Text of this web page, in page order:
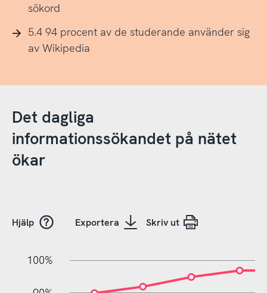
sökord
5.4 94 procent av de studerande använder sig
av Wikipedia
Det dagliga
informationssökandet på nätet
ökar
Hjälp Exportera Skriv ut
100%